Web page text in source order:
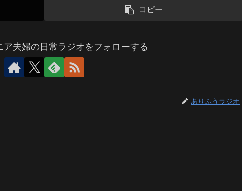
コピー
ア夫婦の日常ラジオをフォローする
ありふうラジオ